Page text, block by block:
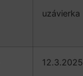
uzávierka
12.3.2025